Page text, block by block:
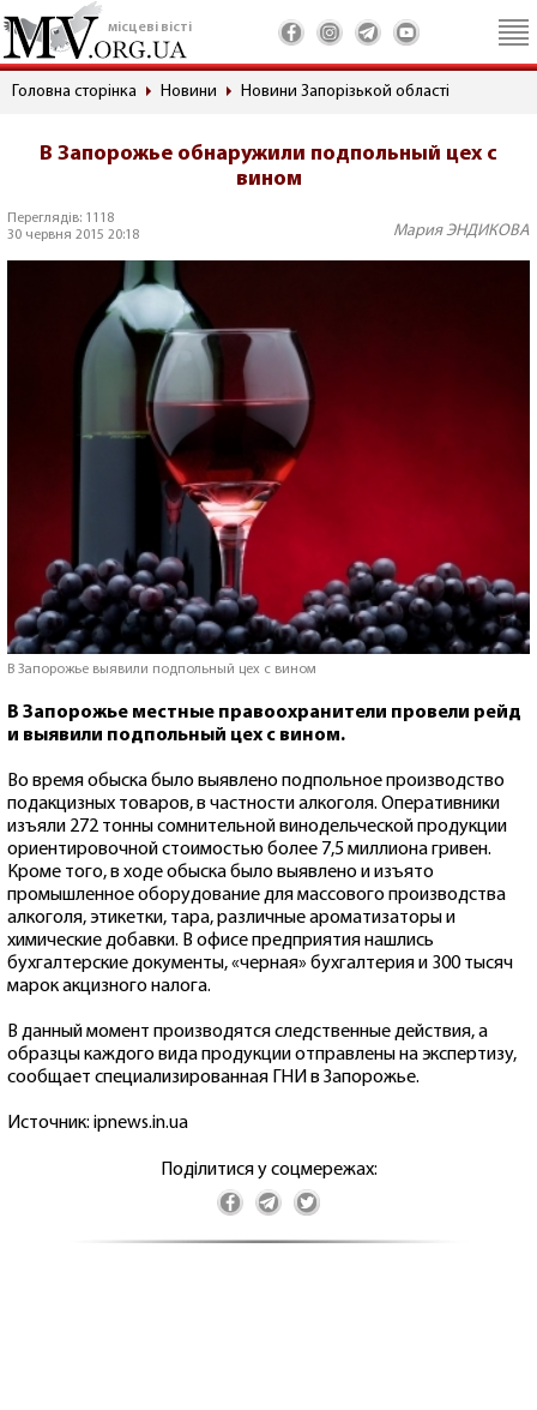
місцеві вісті
Головна сторінка Новини Новини Запорізькой області
В Запорожье обнаружили подпольный цех с
вином
Переглядів: 1118
30 червня 2015 20:18
Мария ЭНДИКОВА
В Запорожье выявили подпольный цех с вином
В Запорожье местные правоохранители провели рейд
и выявили подпольный цех с вином.
Во время обыска было выявлено подпольное производство
подакцизных товаров, в частности алкоголя. Оперативники
изъяли 272 тонны сомнительной винодельческой продукции
ориентировочной стоимостью более 7,5 миллиона гривен.
Кроме того, в ходе обыска было выявлено и изъято
промышленное оборудование для массового производства
алкоголя, этикетки, тара, различные ароматизаторы и
химические добавки. В офисе предприятия нашлись
бухгалтерские документы, «черная» бухгалтерия и 300 тысяч
марок акцизного налога.
В данный момент производятся следственные действия, а
образцы каждого вида продукции отправлены на экспертизу,
сообщает специализированная ГНИ в Запорожье.
Источник: ipnews.in.ua
Поділитися у соцмережах: